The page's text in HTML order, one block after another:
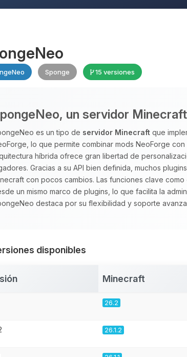
Sponge 15 versiones
un servidor
es un tipo de servidor Minecraft que
lo que permite combinar mods NeoForge
híbrida ofrece gran libertad de
Gracias a su API bien definida, muchos
con pocos cambios. Las funciones clave
un mismo marco de plugins, lo que facilita la
destaca por su flexibilidad y soporte
disponibles
Minecraft
26.2
26.1.2